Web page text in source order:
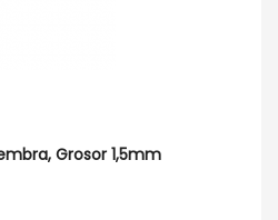
Grosor 1,5mm